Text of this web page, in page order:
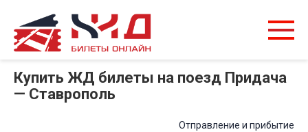
Купить ЖД билеты на поезд Придача
— Ставрополь
Отправление и прибытие